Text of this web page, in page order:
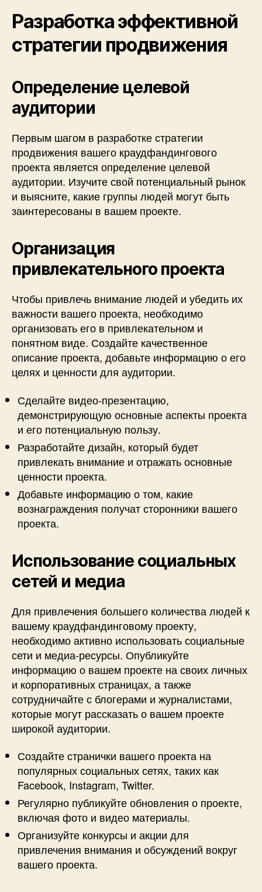
Разработка эффективной
стратегии продвижения
Определение целевой
аудитории
Первым шагом в разработке стратегии
продвижения вашего краудфандингового
проекта является определение целевой
аудитории. Изучите свой потенциальный рынок
и выясните, какие группы людей могут быть
заинтересованы в вашем проекте.
Организация
привлекательного проекта
Чтобы привлечь внимание людей и убедить их
важности вашего проекта, необходимо
организовать его в привлекательном и
понятном виде. Создайте качественное
описание проекта, добавьте информацию о его
целях и ценности для аудитории.
Сделайте видео-презентацию,
демонстрирующую основные аспекты проекта
и его потенциальную пользу.
Разработайте дизайн, который будет
привлекать внимание и отражать основные
ценности проекта.
Добавьте информацию о том, какие
вознаграждения получат сторонники вашего
проекта.
Использование социальных
сетей и медиа
Для привлечения большего количества людей к
вашему краудфандинговому проекту,
необходимо активно использовать социальные
сети и медиа-ресурсы. Опубликуйте
информацию о вашем проекте на своих личных
и корпоративных страницах, а также
сотрудничайте с блогерами и журналистами,
которые могут рассказать о вашем проекте
широкой аудитории.
Создайте странички вашего проекта на
популярных социальных сетях, таких как
Facebook, Instagram, Twitter.
Регулярно публикуйте обновления о проекте,
включая фото и видео материалы.
Организуйте конкурсы и акции для
привлечения внимания и обсуждений вокруг
вашего проекта.